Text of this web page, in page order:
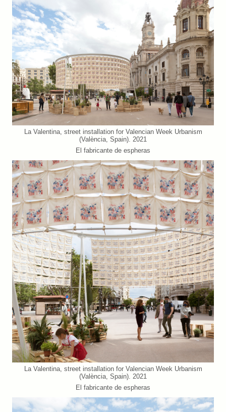
La Valentina, street installation for Valencian Week Urbanism
(València, Spain). 2021
El fabricante de espheras
La Valentina, street installation for Valencian Week Urbanism
(València, Spain). 2021
El fabricante de espheras